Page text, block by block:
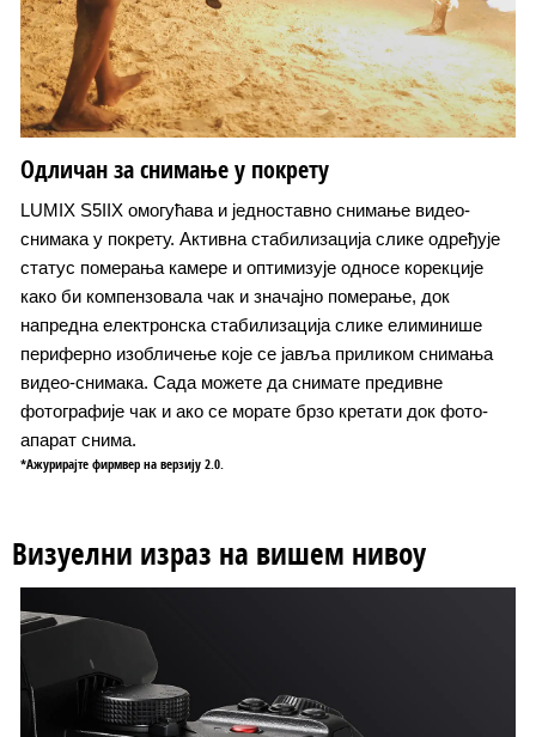
Одличан за снимање у покрету
LUMIX S5IIX омогућава и једноставно снимање видео-
снимака у покрету. Активна стабилизација слике одређује
статус померања камере и оптимизује односе корекције
како би компензовала чак и значајно померање, док
напредна електронска стабилизација слике елиминише
периферно изобличење које се јавља приликом снимања
видео-снимака. Сада можете да снимате предивне
фотографије чак и ако се морате брзо кретати док фото-
апарат снима.
*Ажурирајте фирмвер на верзију 2.0.
Визуелни израз на вишем нивоу